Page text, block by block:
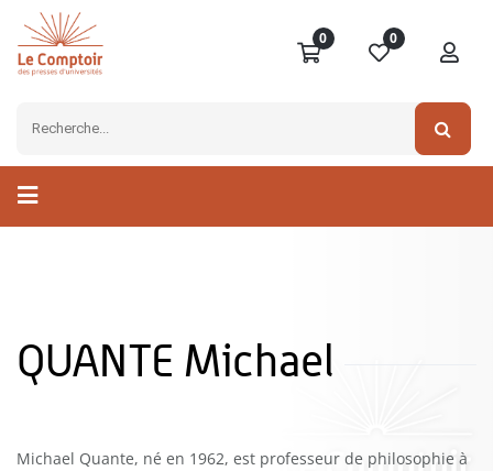
0 0
QUANTE Michael
Michael Quante, né en 1962, est professeur de philosophie à